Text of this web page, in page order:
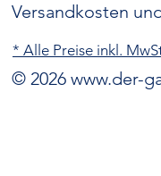
Versandkosten
* Alle Preise inkl.
© 2026 www.der-